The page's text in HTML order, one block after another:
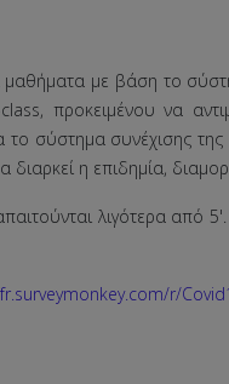
με βάση το
προκειμένου να
σύστημα συνέχισης
η επιδημία,
λιγότερα από
r/